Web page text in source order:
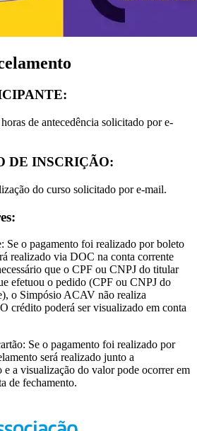
de antecedência solicitado por e-
DE INSCRIÇÃO:
do curso solicitado por e-mail.
Se o pagamento foi realizado por boleto
realizado via DOC na conta corrente
que o CPF ou CNPJ do titular
efetuou o pedido (CPF ou CNPJ do
o Simpósio ACAV não realiza
crédito poderá ser visualizado em conta
Se o pagamento foi realizado por
será realizado junto a
a visualização do valor pode ocorrer em
de fechamento.